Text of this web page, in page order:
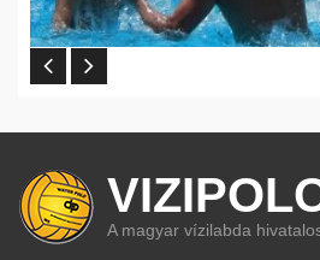
A magyar vízilabda